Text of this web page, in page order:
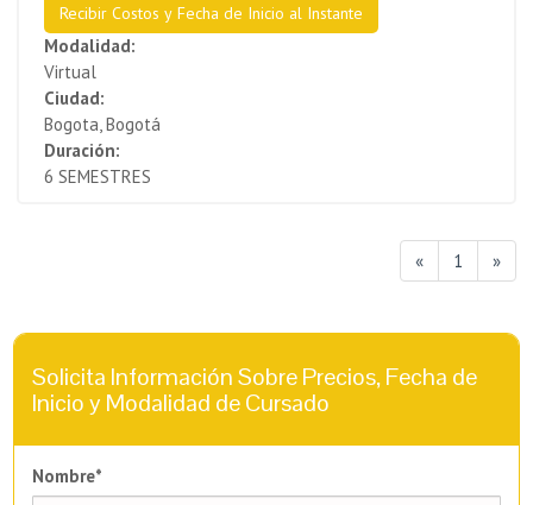
Recibir Costos y Fecha de Inicio al Instante
Modalidad:
Virtual
Ciudad:
Bogota, Bogotá
Duración:
6 SEMESTRES
« 1 »
Solicita Información Sobre Precios, Fecha de
Inicio y Modalidad de Cursado
Nombre*